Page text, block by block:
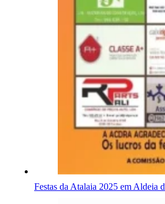
Festas da Atalaia 2025 em Aldeia